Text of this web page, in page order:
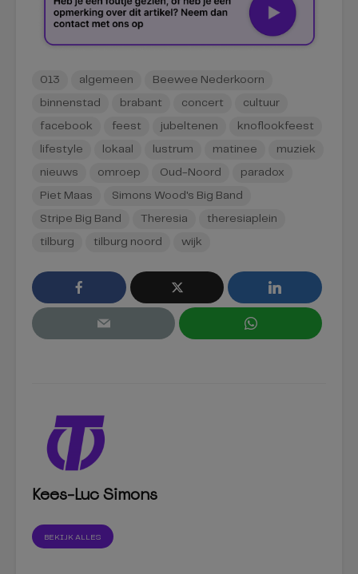
013 algemeen Beewee Nederkoorn
binnenstad brabant concert cultuur
facebook feest jubeltenen knoflookfeest
lifestyle lokaal lustrum matinee muziek
nieuws omroep Oud-Noord paradox
Piet Maas Simons Wood's Big Band
Stripe Big Band Theresia theresiaplein
tilburg tilburg noord wijk
Kees-Luc Simons
BEKIJK ALLES